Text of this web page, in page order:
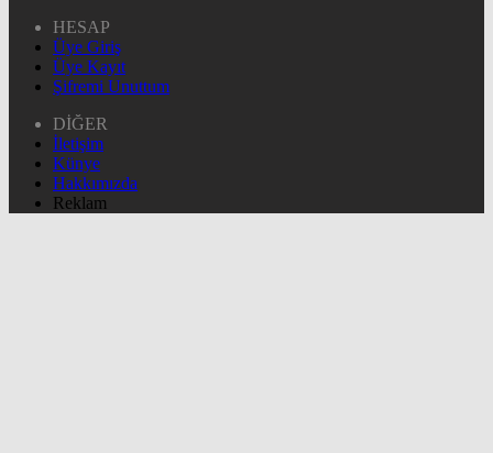
HESAP
Üye Giriş
Üye Kayıt
Şifremi Unuttum
DİĞER
İletişim
Künye
Hakkımızda
Reklam